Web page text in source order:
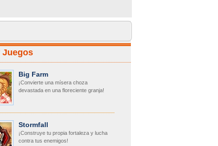
Juegos
Big Farm
¡Convierte una mísera choza
devastada en una floreciente granja!
Stormfall
¡Construye tu propia fortaleza y lucha
contra tus enemigos!